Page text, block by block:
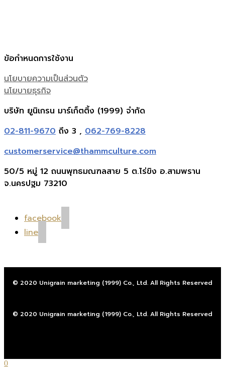
ข้อกำหนดการใช้งาน
นโยบายความเป็นส่วนตัว
นโยบายธุรกิจ
บริษัท ยูนิเกรน มาร์เก็ตติ้ง (1999) จำกัด
02-811-9670 ถึง 3 , 062-769-8228
customerservice@thammculture.com
50/5 หมู่ 12 ถนนพุทธมณฑลสาย 5 ต.ไร่ขิง อ.สามพราน
จ.นครปฐม 73210
facebook
line
© 2020 Unigrain marketing (1999) Co., Ltd. All Rights Reserved
© 2020 Unigrain marketing (1999) Co., Ltd. All Rights Reserved
0